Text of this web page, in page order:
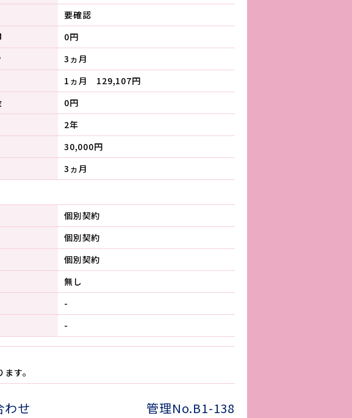
要確認
0円
3ヵ月
1ヵ月 129,107円
0円
2年
30,000円
3ヵ月
個別契約
個別契約
個別契約
無し
-
-
す。
わせ 管理No.B1-138